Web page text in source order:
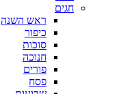
חגים
ראש השנה
כיפור
סוכות
חנוכה
פורים
פסח